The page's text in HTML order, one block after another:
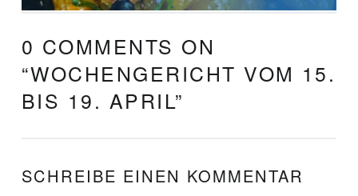
0 COMMENTS ON
“WOCHENGERICHT VOM 15.
BIS 19. APRIL”
SCHREIBE EINEN KOMMENTAR